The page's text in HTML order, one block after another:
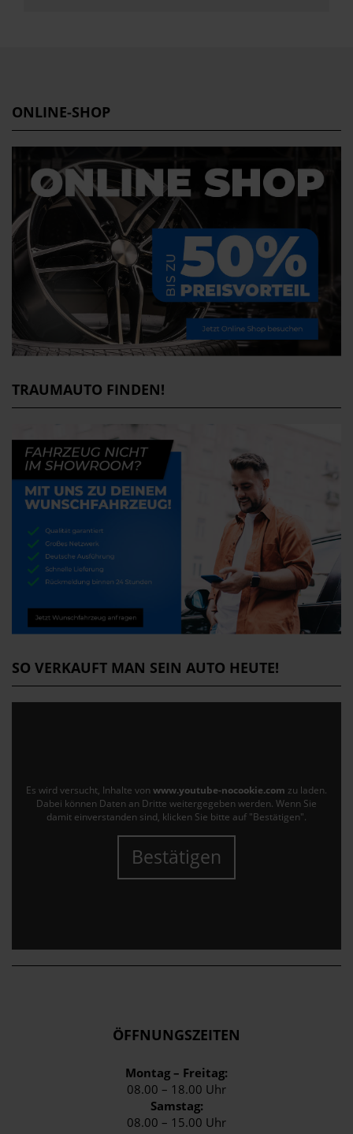
ONLINE-SHOP
TRAUMAUTO FINDEN!
SO VERKAUFT MAN SEIN AUTO HEUTE!
Es wird versucht, Inhalte von www.youtube-nocookie.com zu laden.
Dabei können Daten an Dritte weitergegeben werden. Wenn Sie
damit einverstanden sind, klicken Sie bitte auf "Bestätigen".
Bestätigen
ÖFFNUNGSZEITEN
Montag – Freitag:
08.00 – 18.00 Uhr
Samstag:
08.00 – 15.00 Uhr